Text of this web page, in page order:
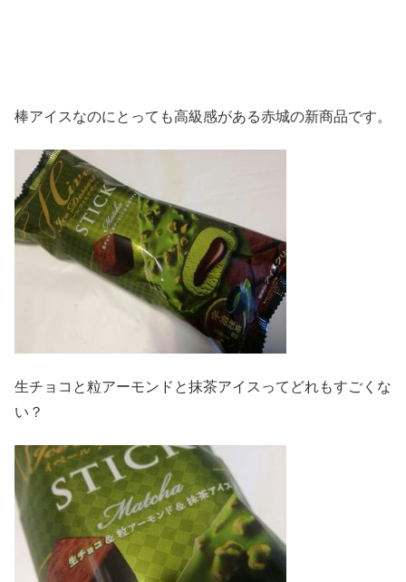
棒アイスなのにとっても高級感がある赤城の新商品です。
生チョコと粒アーモンドと抹茶アイスってどれもすごくな
い？